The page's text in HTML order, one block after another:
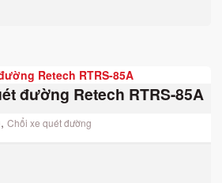
đường Retech RTRS-85A
, Chổi xe quét đường